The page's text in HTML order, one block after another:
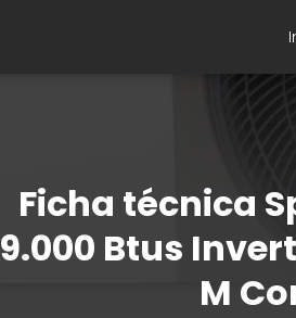
Ficha técnica
9.000 Btus
M